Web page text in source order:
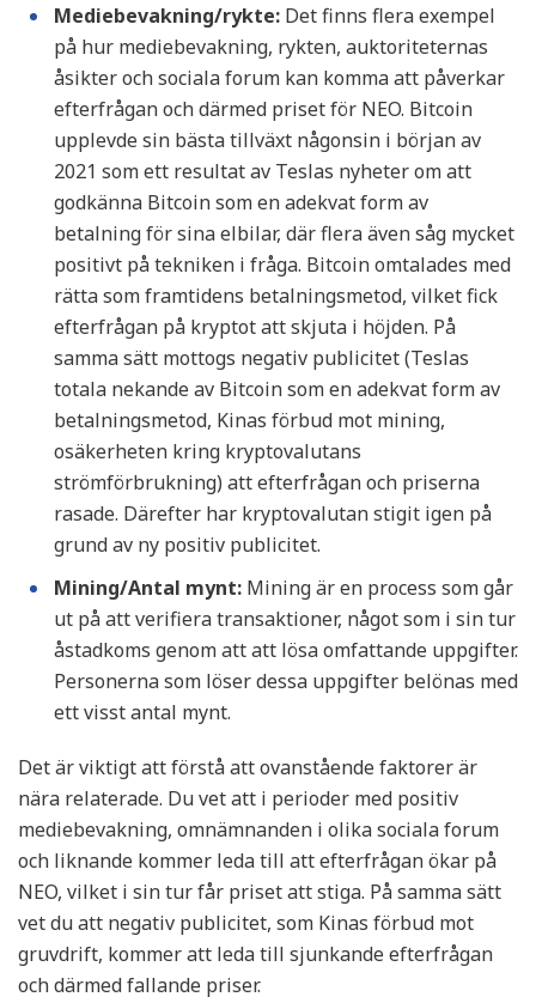
Mediebevakning/rykte: Det finns flera exempel
på hur mediebevakning, rykten, auktoriteternas
åsikter och sociala forum kan komma att påverkar
efterfrågan och därmed priset för NEO. Bitcoin
upplevde sin bästa tillväxt någonsin i början av
2021 som ett resultat av Teslas nyheter om att
godkänna Bitcoin som en adekvat form av
betalning för sina elbilar, där flera även såg mycket
positivt på tekniken i fråga. Bitcoin omtalades med
rätta som framtidens betalningsmetod, vilket fick
efterfrågan på kryptot att skjuta i höjden. På
samma sätt mottogs negativ publicitet (Teslas
totala nekande av Bitcoin som en adekvat form av
betalningsmetod, Kinas förbud mot mining,
osäkerheten kring kryptovalutans
strömförbrukning) att efterfrågan och priserna
rasade. Därefter har kryptovalutan stigit igen på
grund av ny positiv publicitet.
Mining/Antal mynt: Mining är en process som går
ut på att verifiera transaktioner, något som i sin tur
åstadkoms genom att att lösa omfattande uppgifter.
Personerna som löser dessa uppgifter belönas med
ett visst antal mynt.
Det är viktigt att förstå att ovanstående faktorer är
nära relaterade. Du vet att i perioder med positiv
mediebevakning, omnämnanden i olika sociala forum
och liknande kommer leda till att efterfrågan ökar på
NEO, vilket i sin tur får priset att stiga. På samma sätt
vet du att negativ publicitet, som Kinas förbud mot
gruvdrift, kommer att leda till sjunkande efterfrågan
och därmed fallande priser.